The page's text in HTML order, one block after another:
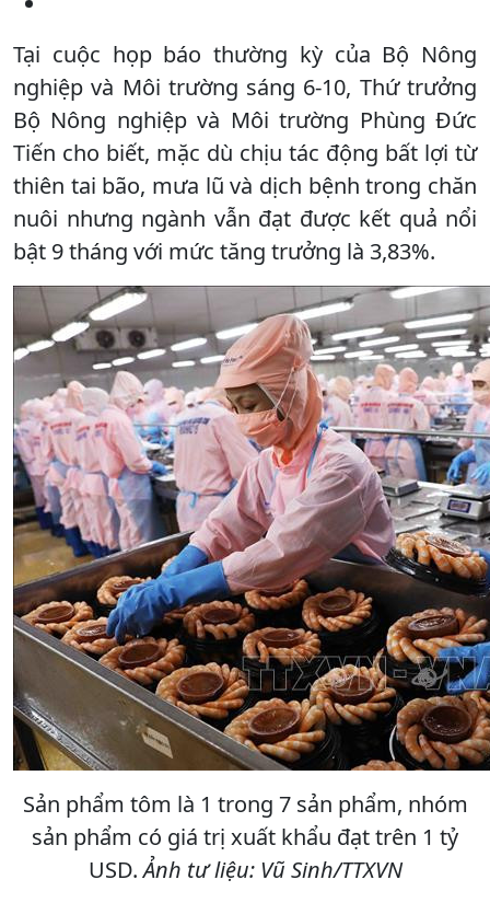
Tại cuộc họp báo thường kỳ của Bộ Nông
nghiệp và Môi trường sáng 6-10, Thứ trưởng
Bộ Nông nghiệp và Môi trường Phùng Đức
Tiến cho biết, mặc dù chịu tác động bất lợi từ
thiên tai bão, mưa lũ và dịch bệnh trong chăn
nuôi nhưng ngành vẫn đạt được kết quả nổi
bật 9 tháng với mức tăng trưởng là 3,83%.
Sản phẩm tôm là 1 trong 7 sản phẩm, nhóm
sản phẩm có giá trị xuất khẩu đạt trên 1 tỷ
USD.Ảnh tư liệu: Vũ Sinh/TTXVN